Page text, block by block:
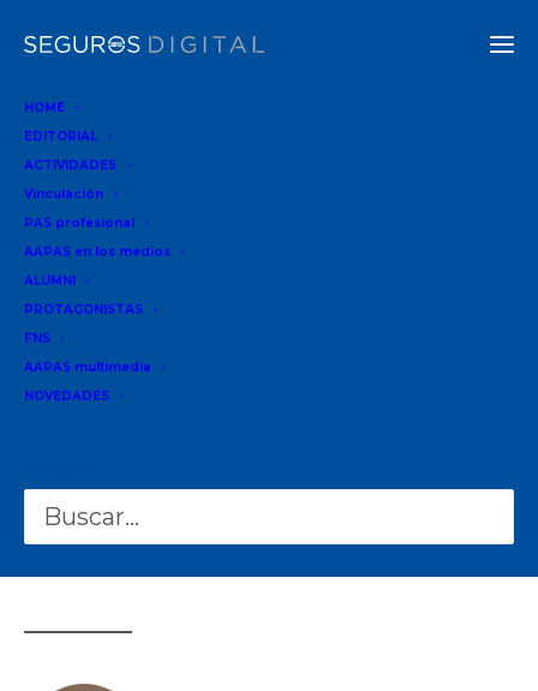
HOME
EDITORIAL
ACTIVIDADES
Vinculación
PAS profesional
AAPAS en los medios
ALUMNI
PROTAGONISTAS
FNS
AAPAS multimedia
NOVEDADES
ANÁLISIS
¿Qué es la RC
Comprensiva?
Guía
Completa
los seguros